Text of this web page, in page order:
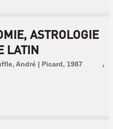
ASTROLOGIE
LATIN
André | Picard, 1987